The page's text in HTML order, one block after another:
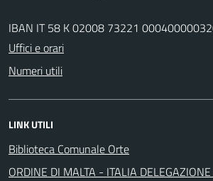
IBAN IT 58 K 02008 73221
Uffici e orari
Numeri utili
LINK UTILI
Biblioteca Comunale Orte
ORDINE DI MALTA - ITALIA